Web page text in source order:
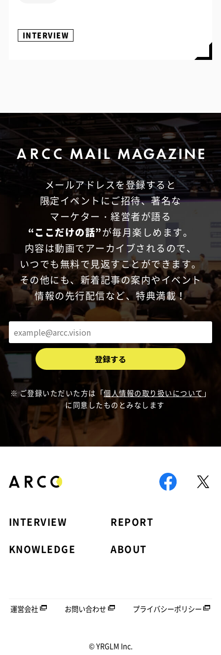
INTERVIEW
メールアドレスを登録すると
限定イベントにご招待、著名な
マーケター・経営者が語る
“ここだけの話”が毎月楽しめます。
内容は動画でアーカイブされるので、
いつでも無料で見返すことができます。
その他にも、新着記事の案内やイベント
情報の先行配信など、特典満載！
ご登録いただいた方は「個人情報の取り扱いについて 」
に同意したものとみなします
INTERVIEW
REPORT
KNOWLEDGE
ABOUT
運営会社 お問い合わせ プライバシーポリシー
© YRGLM Inc.